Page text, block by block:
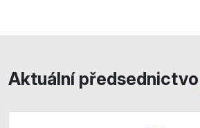
Aktuální předsednictvo